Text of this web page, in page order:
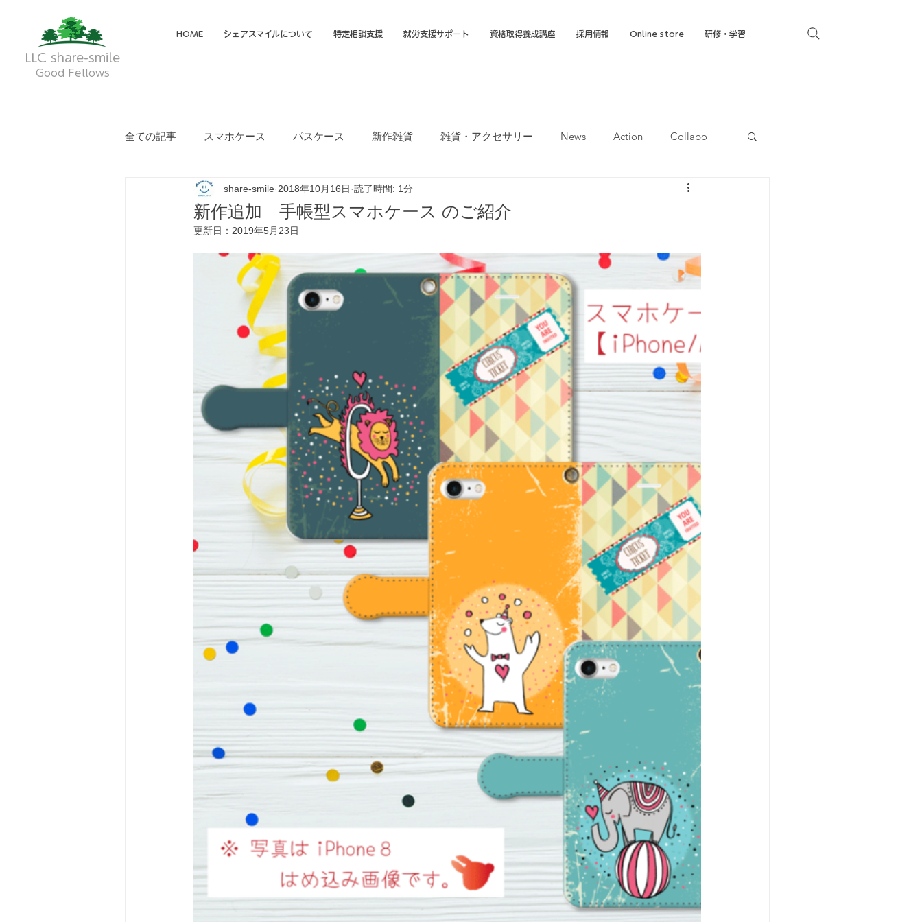
LLC share-smile
Good Fellows
HOME シェアスマイルについて 特定相談支援 就労支援サポート 資格取得養成講座 採用情報 Online store 研修・学習
全ての記事 スマホケース パスケース 新作雑貨 雑貨・アクセサリー News Action Collabo
メイディア掲載・動画 フクオカTシャツマーケット 就労移行支援
新作追加 手帳型スマホケース のご紹介
share-smile 2018年10月16日 読了時間: 1分
更新日： 2019年5月23日